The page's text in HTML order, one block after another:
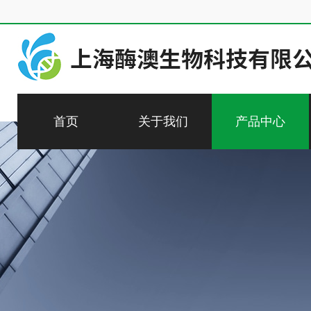
首页 关于我们 产品中心